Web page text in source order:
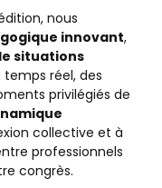
nous
innovant,
situations
réel, des
privilégiés de
collective et à
professionnels
congrès.